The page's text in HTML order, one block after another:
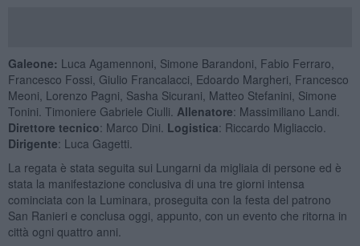
Galeone: Luca Agamennoni, Simone Barandoni, Fabio Ferraro,
Francesco Fossi, Giulio Francalacci, Edoardo Margheri, Francesco
Meoni, Lorenzo Pagni, Sasha Sicurani, Matteo Stefanini, Simone
Tonini. Timoniere Gabriele Ciulli. Allenatore: Massimiliano Landi.
Direttore tecnico: Marco Dini. Logistica: Riccardo Migliaccio.
Dirigente: Luca Gagetti.
La regata è stata seguita sui Lungarni da migliaia di persone ed è
stata la manifestazione conclusiva di una tre giorni intensa
cominciata con la Luminara, proseguita con la festa del patrono
San Ranieri e conclusa oggi, appunto, con un evento che ritorna in
città ogni quattro anni.